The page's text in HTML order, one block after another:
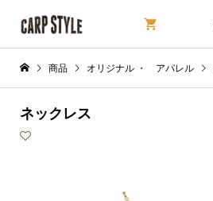
商品 オリジナル ・ アパレル
ネックレス